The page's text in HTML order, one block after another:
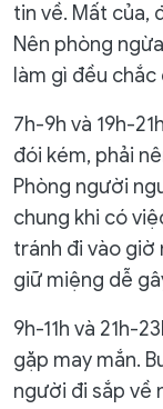
tin về. Mất của,
Nên phòng
làm gì đều chắc
7h-9h và 19h-
đói kém, phải
Phòng người
chung khi có
tránh đi vào giờ
giữ miệng dễ
9h-11h và 21h-
gặp may mắn.
người đi sắp về